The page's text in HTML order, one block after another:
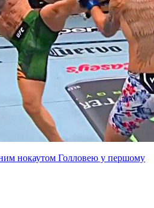
нокаутом Голловею у першому